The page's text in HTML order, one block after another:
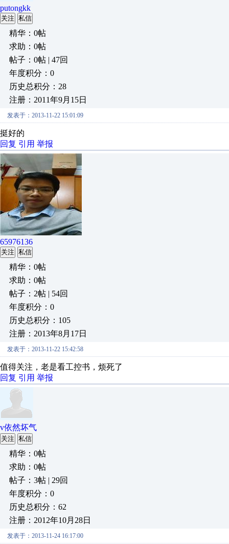
putongkk
关注 私信
精华：0帖
求助：0帖
帖子：0帖 | 47回
年度积分：0
历史总积分：28
注册：2011年9月15日
发表于：2013-11-22 15:01:09
挺好的
回复 引用 举报
65976136
关注 私信
精华：0帖
求助：0帖
帖子：2帖 | 54回
年度积分：0
历史总积分：105
注册：2013年8月17日
发表于：2013-11-22 15:42:58
值得关注，老是看工控书，烦死了
回复 引用 举报
v依然坏气
关注 私信
精华：0帖
求助：0帖
帖子：3帖 | 29回
年度积分：0
历史总积分：62
注册：2012年10月28日
发表于：2013-11-24 16:17:00